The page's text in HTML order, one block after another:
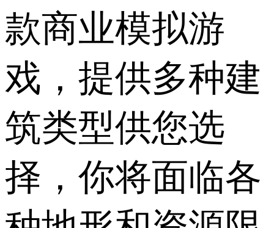
款商业模拟游
戏，提供多种建
筑类型供您选
择，你将面临各